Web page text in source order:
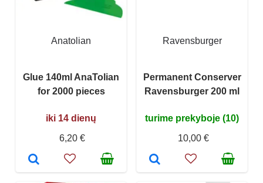
Anatolian
Glue 140ml AnaTolian
for 2000 pieces
iki 14 dienų
6,20 €
Ravensburger
Permanent Conserver
Ravensburger 200 ml
turime prekyboje (10)
10,00 €